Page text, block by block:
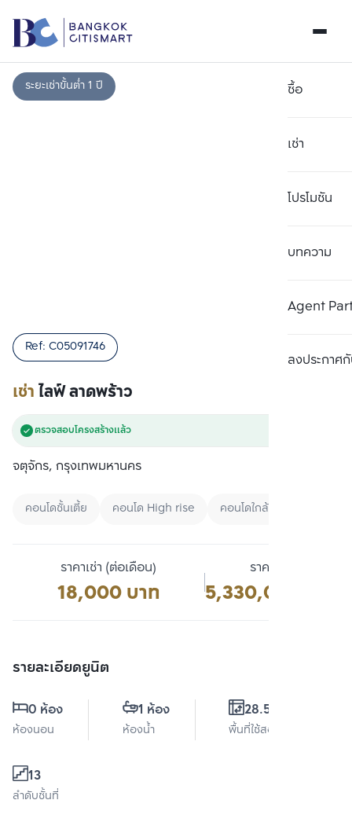
ซื้อ
เช่า
โปรโมชัน
บทความ
Agent
ลงประกาศกั
ระยะเช่าขั้นต่ำ 1 ปี
เช่าไลฟ์ ลาดพร้าว
Ref: C05091746
ตรวจสอบโครงสร้างแล้ว
จตุจักร, กรุงเทพมหานคร
คอนโดชั้นเตี้ย คอนโด High rise คอนโดใกล้ BTS
ราคาขาย
5,330,000 บาท
ราคาเช่า (ต่อเดือน)
18,000 บาท
รายละเอียดยูนิต
0 ห้อง
ห้องนอน
1 ห้อง
ห้องน้ำ
28.59 ตร.ม.
พื้นที่ใช้สอย
13
ลำดับชั้นที่
เปรียบเทียบ